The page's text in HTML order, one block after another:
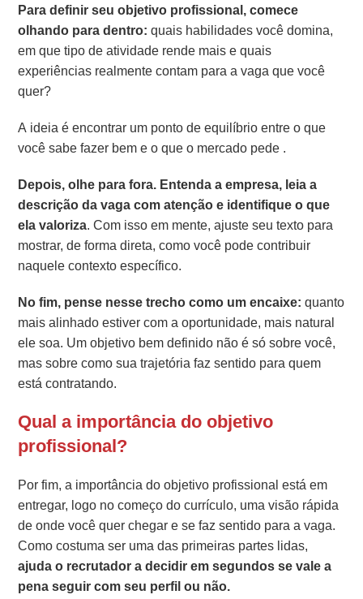
Para definir seu objetivo profissional, comece
olhando para dentro: quais habilidades você domina,
em que tipo de atividade rende mais e quais
experiências realmente contam para a vaga que você
quer?
A ideia é encontrar um ponto de equilíbrio entre o que
você sabe fazer bem e o que o mercado pede .
Depois, olhe para fora. Entenda a empresa, leia a
descrição da vaga com atenção e identifique o que
ela valoriza. Com isso em mente, ajuste seu texto para
mostrar, de forma direta, como você pode contribuir
naquele contexto específico.
No fim, pense nesse trecho como um encaixe: quanto
mais alinhado estiver com a oportunidade, mais natural
ele soa. Um objetivo bem definido não é só sobre você,
mas sobre como sua trajetória faz sentido para quem
está contratando.
Qual a importância do objetivo
profissional?
Por fim, a importância do objetivo profissional está em
entregar, logo no começo do currículo, uma visão rápida
de onde você quer chegar e se faz sentido para a vaga.
Como costuma ser uma das primeiras partes lidas,
ajuda o recrutador a decidir em segundos se vale a
pena seguir com seu perfil ou não.